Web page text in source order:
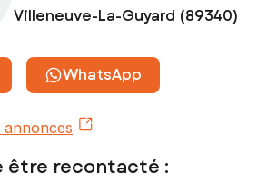
Villeneuve-La-Guyard (89340)
WhatsApp
annonces
être recontacté :